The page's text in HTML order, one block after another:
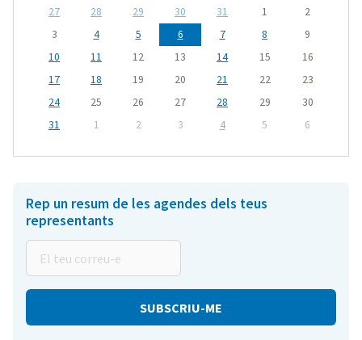
27
28 29 30 31 1
2
3
4 5 6 7 8
9
10
11 12 13 14 15
16
17
18 19 20 21 22
23
24
25 26 27 28 29
30
31
1 2 3 4 5 6
Rep un resum de les agendes dels teus
representants
teu
correu-